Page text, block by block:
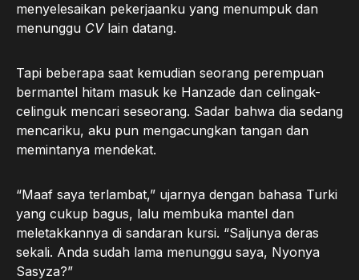
menyelesaikan pekerjaanku yang menumpuk dan
menunggu CV lain datang.
Tapi beberapa saat kemudian seorang perempuan
bermantel hitam masuk ke Hanzade dan celingak-
celinguk mencari seseorang. Sadar bahwa dia sedang
mencariku, aku pun mengacungkan tangan dan
memintanya mendekat.
“Maaf saya terlambat,” ujarnya dengan bahasa Turki
yang cukup bagus, lalu membuka mantel dan
meletakkannya di sandaran kursi. “Saljunya deras
sekali. Anda sudah lama menunggu saya, Nyonya
Sasyza?”